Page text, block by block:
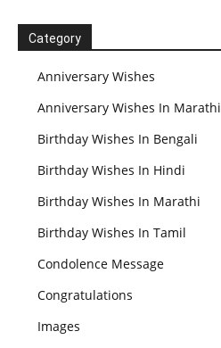
Category
Anniversary Wishes
Anniversary Wishes In Marathi
Birthday Wishes In Bengali
Birthday Wishes In Hindi
Birthday Wishes In Marathi
Birthday Wishes In Tamil
Condolence Message
Congratulations
Images